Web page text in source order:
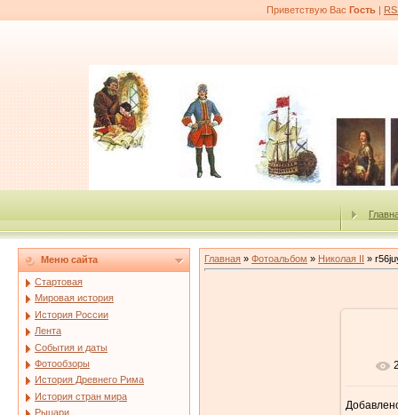
Приветствую Вас Гость |
Меню сайта
Стартовая
Мировая история
История России
Лента
События и даты
Фотообзоры
История Древнего Рима
История стран мира
Рыцари
Главная » Фотоальбом » Николая II »